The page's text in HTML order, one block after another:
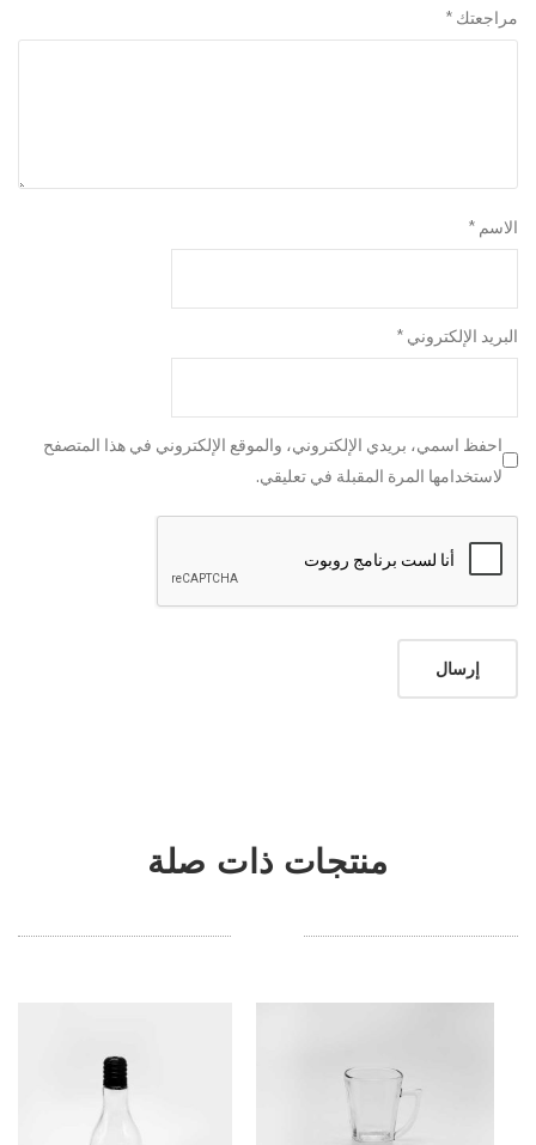
مراجعتك *
الاسم *
البريد الإلكتروني *
احفظ اسمي، بريدي الإلكتروني، والموقع الإلكتروني في هذا المتصفح
لاستخدامها المرة المقبلة في تعليقي.
منتجات ذات صلة